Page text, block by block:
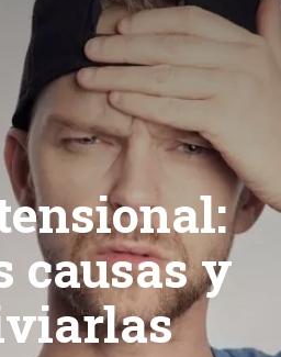
causas y